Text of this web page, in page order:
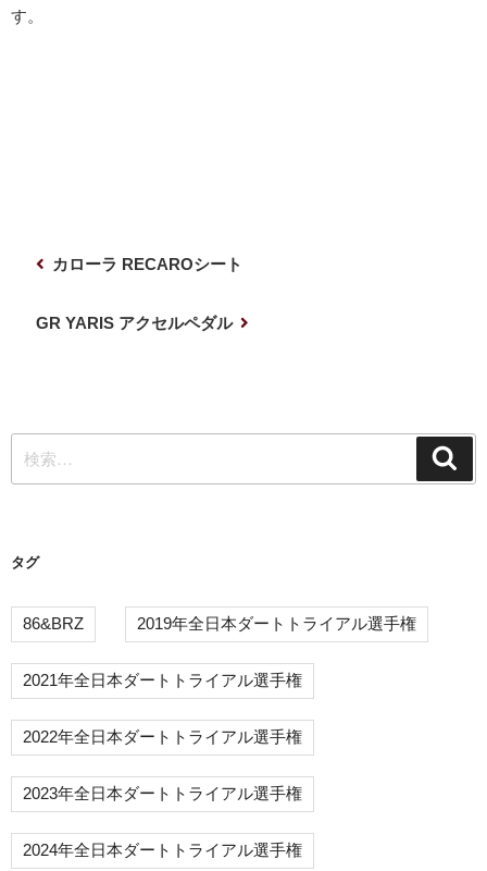
す。
シ
ョ
カローラ RECAROシート
GR YARIS アクセルペダル
索:
タグ
86&BRZ 2019年全日本ダートトライアル選手権
2021年全日本ダートトライアル選手権
2022年全日本ダートトライアル選手権
2023年全日本ダートトライアル選手権
2024年全日本ダートトライアル選手権